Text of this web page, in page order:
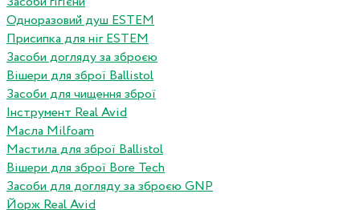
Одноразовий душ ESTEM
Присипка для ніг ESTEM
Засоби догляду за зброєю
Вішери для зброї Ballistol
Засоби для чищення зброї
Інструмент Real Avid
Масла Milfoam
Мастила для зброї Ballistol
Вішери для зброї Bore Tech
Засоби для догляду за зброєю GNP
Йорж Real Avid